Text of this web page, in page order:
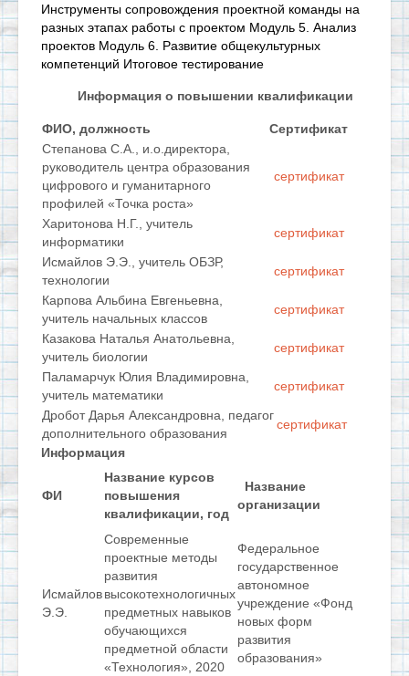
Инструменты сопровождения проектной команды на
разных этапах работы с проектом Модуль 5. Анализ
проектов Модуль 6. Развитие общекультурных
компетенций Итоговое тестирование
Информация о повышении квалификации
ФИО, должность
Сертификат
Степанова С.А., и.о.директора,
руководитель центра образования
цифрового и гуманитарного
профилей «Точка роста»
сертификат
Харитонова Н.Г., учитель
информатики
сертификат
Исмайлов Э.Э., учитель ОБЗР,
технологии
сертификат
Карпова Альбина Евгеньевна,
учитель начальных классов
сертификат
Казакова Наталья Анатольевна,
учитель биологии
сертификат
Паламарчук Юлия Владимировна,
учитель математики
сертификат
Дробот Дарья Александровна, педагог
дополнительного образования
сертификат
Информация
ФИ
Название курсов
повышения
квалификации, год
Название
организации
Исмайлов
Э.Э.
Современные
проектные методы
развития
высокотехнологичных
предметных навыков
обучающихся
предметной области
«Технология», 2020
Федеральное
государственное
автономное
учреждение «Фонд
новых форм
развития
образования»